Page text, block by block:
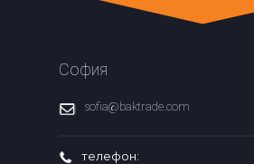
София
sofia@baktrade.com
телефон: